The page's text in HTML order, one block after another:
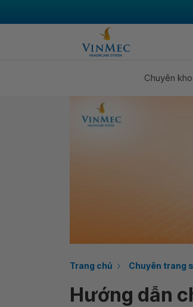
Chuyên
Trang chủ Chuyên trang
Hướng dẫn